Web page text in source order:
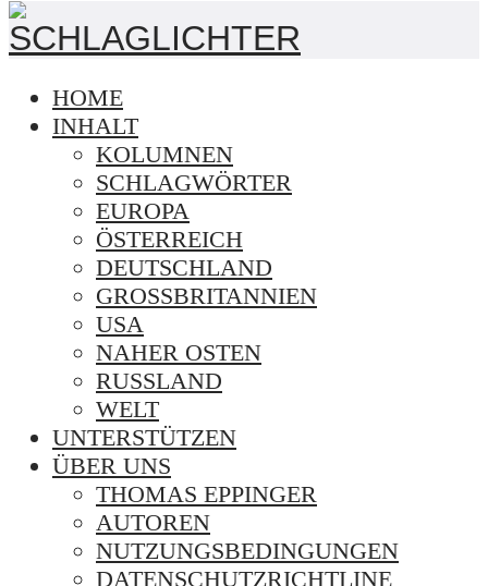
HOME
INHALT
KOLUMNEN
SCHLAGWÖRTER
EUROPA
ÖSTERREICH
DEUTSCHLAND
GROSSBRITANNIEN
USA
NAHER OSTEN
RUSSLAND
WELT
UNTERSTÜTZEN
ÜBER UNS
THOMAS EPPINGER
AUTOREN
NUTZUNGSBEDINGUNGEN
DATENSCHUTZRICHTLINE